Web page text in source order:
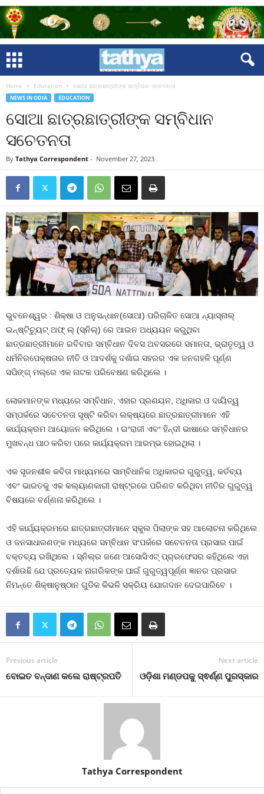
Home Education ସୋଆ ଛାତ୍ରଛାତ୍ରୀଙ୍କ ସମ୍ବିଧାନ ସଚେତନତା
NEWS IN ODIA EDUCATION
ସୋଆ ଛାତ୍ରଛାତ୍ରୀଙ୍କ ସମ୍ବିଧାନ
ସଚେତନତା
By Tathya Correspondent - November 27, 2023
ଭୁବନେଶ୍ୱର : ଶିକ୍ଷା ଓ ଅନୁସନ୍ଧାନ(ସୋଆ) ପରିଚାଳିତ ସୋଆ ନ୍ୟାସ୍‌ନାଲ୍
ଇନ୍‌ଷ୍ଟିଚ୍ୟୁଟ୍ ଅଫ୍ ଲ୍ (ସ୍ନିଲ୍‌) ରେ ଆଇନ ଅଧ୍ୟୟନ କରୁଥିବା
ଛାତ୍ରଛାତ୍ରୀମାନେ ରବିବାର ସମ୍ବିଧାନ ଦିବସ ଅବସରରେ ସମାନତା, ଭ୍ରାତୃତ୍ୱ ଓ
ଧର୍ମନିରପେକ୍ଷତାର ନୀତି ଓ ଆଦର୍ଶକୁ ଦର୍ଶାଇ ସହରର ଏକ ଜନଗହଳି ପୂର୍ଣ୍ଣ
ସପିଙ୍ଗ୍ ମଲ୍‌ରେ ଏକ ନାଟକ ପରିବେଷଣ କରିଥିଲେ ।
ଲୋକମାନଙ୍କ ମଧ୍ୟରେ ସମ୍ବିଧାନ, ଏହାର ପ୍ରଣୟନ, ଅଧିକାର ଓ ଦାୟିତ୍ୱ
ସମ୍ପର୍କରେ ସଚେତନତା ସୃଷ୍ଟି କରିବା ଲକ୍ଷ୍ୟରେ ଛାତ୍ରଛାତ୍ରୀମାନେ ଏହି
କାର୍ଯ୍ୟକ୍ରମ ଆୟୋଜନ କରିଥିଲେ । ଇଂରାଜୀ ଏବଂ ହିନ୍ଦୀ ଭାଷାରେ ସମ୍ବିଧାନର
ମୁଖବନ୍ଧ ପାଠ କରିବା ପରେ କାର୍ଯ୍ୟକ୍ରମ ଆରମ୍ଭ ହୋଇଥିଲା ।
ଏକ ସୃଜନଶୀଳ କବିତା ମାଧ୍ୟମରେ ସାମ୍ବିଧାନିକ ଅଧିକାରର ଗୁରୁତ୍ୱ, କର୍ତବ୍ୟ
ଏବଂ ଭାରତକୁ ଏକ କଲ୍ୟାଣକାରୀ ରାଷ୍ଟ୍ରରେ ପରିଣତ କରିଥିବା ନୀତିର ଗୁରୁତ୍ୱ
ବିଷୟରେ ବର୍ଣ୍ଣନା କରିଥିଲେ ।
ଏହି କାର୍ଯ୍ୟକ୍ରମରେ ଛାତ୍ରଛାତ୍ରୀମାନେ ସ୍କୁଲ ପିଲାଙ୍କ ସହ ଆଲୋଚନା କରିଥିଲେ
ଓ ଜନସାଧାରଣଙ୍କ ମଧ୍ୟରେ ସମ୍ବିଧାନ ସଂପର୍କରେ ସଚେତନତା ପ୍ରସାର ପାଇଁ
ବକ୍ତବ୍ୟ ରଖିଥିଲେ । ସ୍ନିଲ୍‌ର ଜଣେ ଆସୋସିଏଟ୍ ପ୍ର୍ରଫେସର କହିଥିଲେ ଏହା
ଦର୍ଶାଉଛି ଯେ ପ୍ରତ୍ୟେକ ନାଗରିକଙ୍କ ପାଇଁ ଗୁରୁତ୍ୱପୂର୍ଣ୍ଣ ଜ୍ଞାନର ପ୍ରସାର
ନିମନ୍ତେ ଶିକ୍ଷାନୁଷ୍ଠାନ ଗୁଡିକ କିଭଳି ସକ୍ରିୟ ଯୋଗଦାନ ଦେଇପାରିବେ ।
Previous article
ବୋଇତ ବନ୍ଦାଣ କଲେ ରାଷ୍ଟ୍ରପତି
Next article
ଓଡ଼ିଶା ମଣ୍ଡପକୁ ସ୍ଵର୍ଣ୍ଣ ପୁରସ୍କାର
Tathya Correspondent